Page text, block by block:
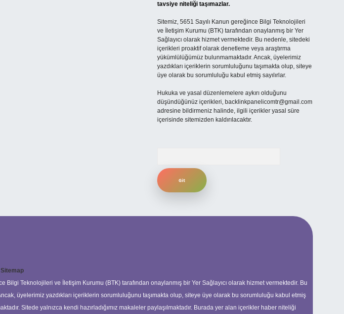
tavsiye niteliği taşımazlar.
Sitemiz, 5651 Sayılı Kanun gereğince Bilgi Teknolojileri
ve İletişim Kurumu (BTK) tarafından onaylanmış bir Yer
Sağlayıcı olarak hizmet vermektedir. Bu nedenle, sitedeki
içerikleri proaktif olarak denetleme veya araştırma
yükümlülüğümüz bulunmamaktadır. Ancak, üyelerimiz
yazdıkları içeriklerin sorumluluğunu taşımakta olup, siteye
üye olarak bu sorumluluğu kabul etmiş sayılırlar.
Hukuka ve yasal düzenlemelere aykırı olduğunu
düşündüğünüz içerikleri, backlinkpanelicomtr@gmail.com
adresine bildirmeniz halinde, ilgili içerikler yasal süre
içerisinde sitemizden kaldırılacaktır.
Sitemap
Bilgi Teknolojileri ve İletişim Kurumu (BTK) tarafından onaylanmış bir Yer Sağlayıcı olarak hizmet vermektedir. Bu
üyelerimiz yazdıkları içeriklerin sorumluluğunu taşımakta olup, siteye üye olarak bu sorumluluğu kabul etmiş
Sitede yalnızca kendi hazırladığımız makaleler paylaşılmaktadır. Burada yer alan içerikler haber niteliği